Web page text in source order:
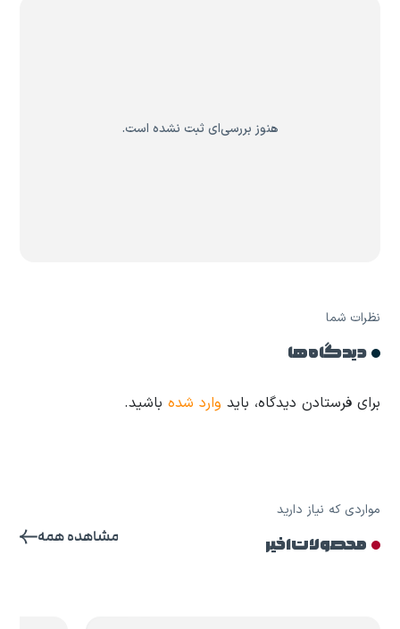
هنوز بررسی‌ای ثبت نشده است.
نظرات شما
دیدگاه ها
برای فرستادن دیدگاه، باید وارد شده باشید.
مواردی که نیاز دارید
محصولات اخیر مشاهده همه